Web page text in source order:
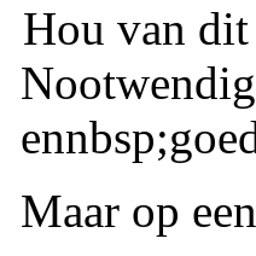
Hou van dit
Maar op